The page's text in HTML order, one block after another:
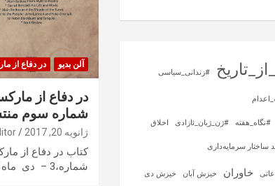
آلن بديو در دفاع از
در دفاع از
شماره سوم
ژانویه 20, 2017
کتاب در دفاع از
شماره،3 – دی ماه 1395 ، ناشر: طلیعه…
#زندانی_سیاسی
#نگاه_هفته #ژن_ژیان_ئازادی اخلاق
ساختار سرمایه‌داری
خاوران خیزش آبان خیزش دی